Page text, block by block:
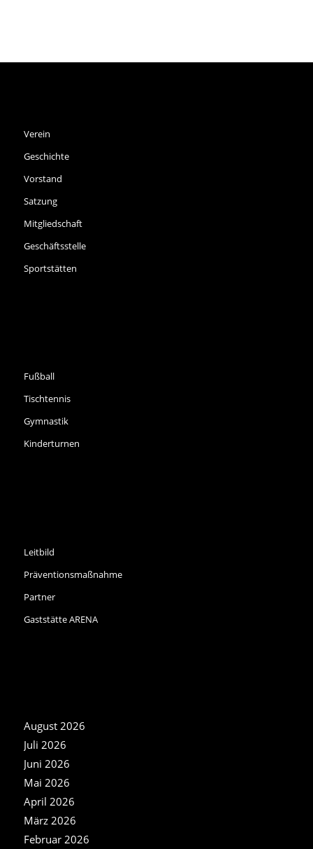
Verein
Geschichte
Vorstand
Satzung
Mitgliedschaft
Geschäftsstelle
Sportstätten
Fußball
Tischtennis
Gymnastik
Kinderturnen
Leitbild
Präventionsmaßnahme
Partner
Gaststätte ARENA
August 2026
Juli 2026
Juni 2026
Mai 2026
April 2026
März 2026
Februar 2026